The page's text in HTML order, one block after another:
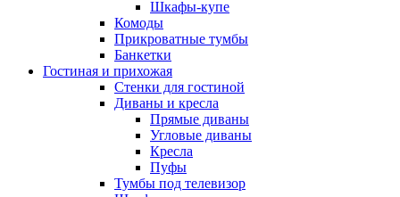
Шкафы-купе
Комоды
Прикроватные тумбы
Банкетки
Гостиная и прихожая
Стенки для гостиной
Диваны и кресла
Прямые диваны
Угловые диваны
Кресла
Пуфы
Тумбы под телевизор